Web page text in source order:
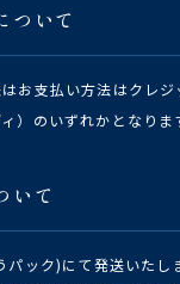
ついて
お支払い方法はクレ
）のいずれかとなりま
いて
パック)にて発送いたし